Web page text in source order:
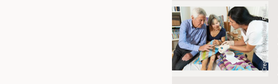
C
r
e
d
i
t
:
B
V
M
e
d
/
K
u
r
t
P
a
u
l
u
s